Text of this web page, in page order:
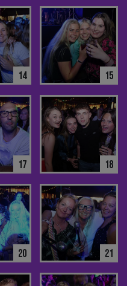
14 15
17 18
20 21